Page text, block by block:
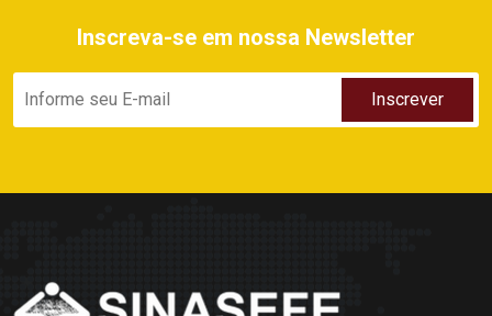
Inscreva-se em nossa Newsletter